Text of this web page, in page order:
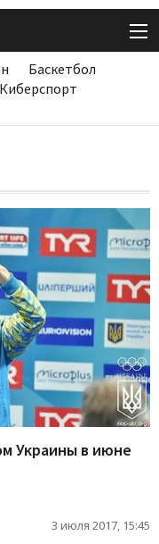
Баскетбол
Киберспорт
Украины в июне
3 июля 2017, 15:45